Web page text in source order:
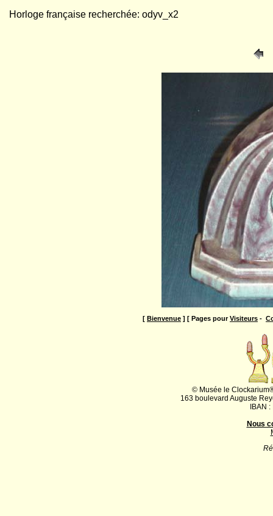
Horloge française recherchée: odyv_x2
[ Bienvenue ] [ Pages pourVisiteurs -
© Musée le
163 boulevard Auguste
IBAN
Nous